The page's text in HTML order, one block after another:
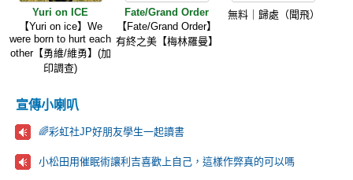
Yuri on ICE
【Yuri on ice】We
were born to hurt each
other【勇維/維勇】(加
印調查)
Fate/Grand Order
【Fate/Grand Order】
有終之美【梅林羅曼】
無料｜歸處（聞飛）
宣傳小喇叭
🌈彩虹社JP好朋友學生一起讀書
小松田用催眠術讓利吉喜歡上自己，這樣作弊真的可以嗎